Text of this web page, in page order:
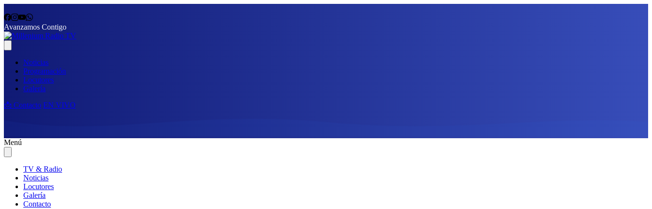
Avanzamos Contigo
Noticias
Programación
Locutores
Galería
📩 Contacto EN VIVO
Menú
TV & Radio
Noticias
Locutores
Galería
Contacto